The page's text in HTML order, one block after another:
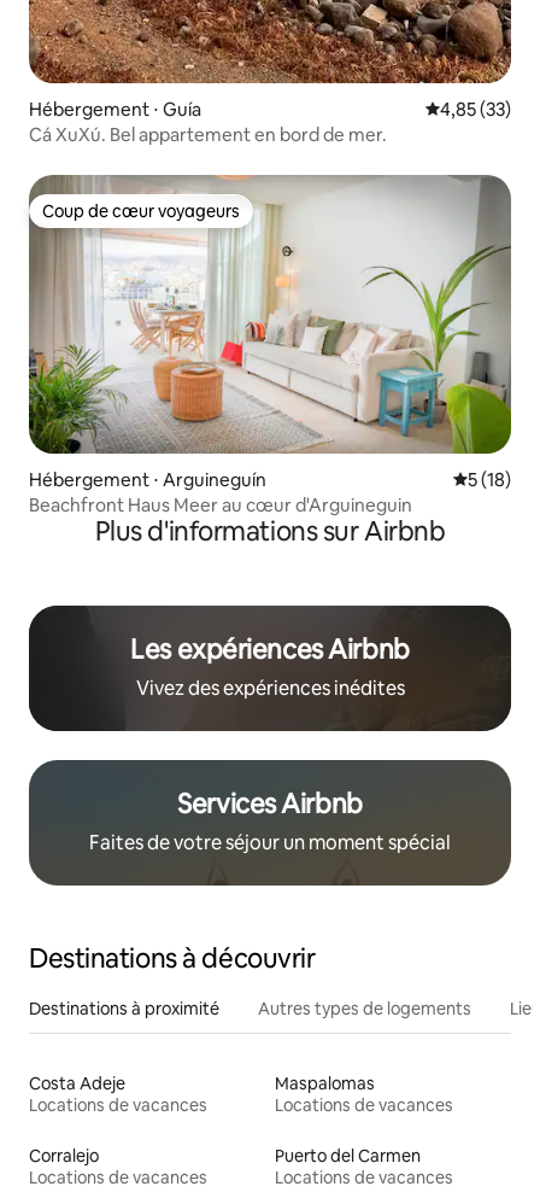
Hébergement ⋅ Guía Évaluation
4,85 (33)
Cá XuXú. Bel appartement en bord de mer.
Coup de cœur voyageurs
Coup de cœur voyageurs
Hébergement ⋅ Arguineguín
5 (18)
Beachfront Haus Meer au cœur d'Arguineguin
Plus d'informations sur Airbnb
Les expériences Airbnb
Vivez des expériences inédites
Services Airbnb
Faites de votre séjour un moment spécial
Destinations à découvrir
Destinations à proximité Autres types de logements
Costa Adeje
Locations de vacances
Maspalomas
Locations de vacances
Corralejo
Locations de vacances
Puerto del Carmen
Locations de vacances